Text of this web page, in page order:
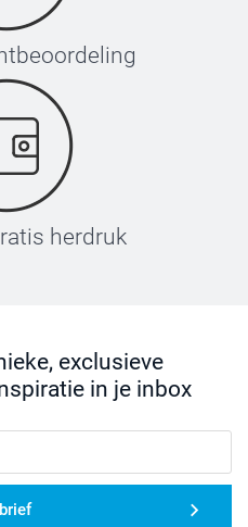
herdruk
exclusieve
in je inbox